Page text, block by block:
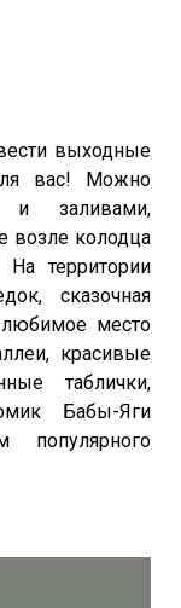
выходные
вас! Можно
и заливами,
возле колодца
территории
сказочная
любимое место
красивые
таблички,
Бабы-Яги
популярного